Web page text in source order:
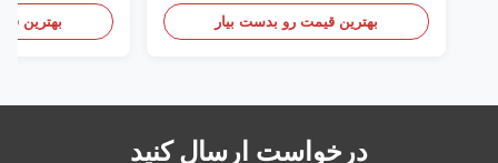
بهترین قیمت رو بدست بیار بهترین
درخواست ارسال کنید